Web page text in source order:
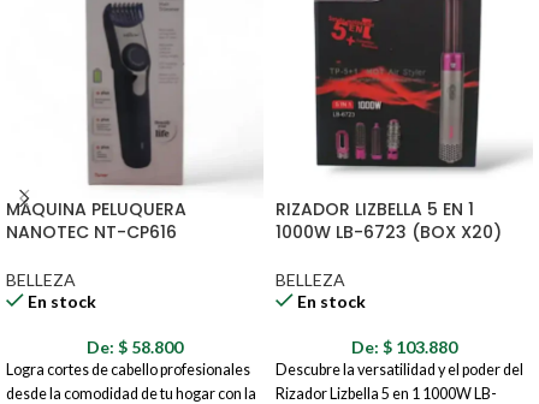
MÁQUINA PELUQUERA
NANOTEC NT-CP616
BELLEZA
En stock
De: $ 58.800
Logra cortes de cabello profesionales
desde la comodidad de tu hogar con la
RIZADOR LIZBELLA 5 EN 1
1000W LB-6723 (BOX X20)
BELLEZA
En stock
De: $ 103.880
Descubre la versatilidad y el poder del
Rizador Lizbella 5 en 1 1000W LB-